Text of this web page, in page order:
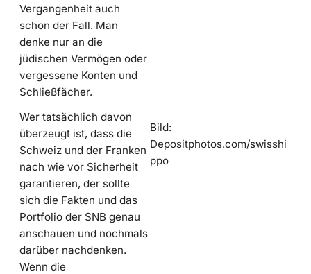
Vergangenheit auch
schon der Fall. Man
denke nur an die
jüdischen Vermögen oder
vergessene Konten und
Schließfächer.
Wer tatsächlich davon
überzeugt ist, dass die
Schweiz und der Franken
nach wie vor Sicherheit
garantieren, der sollte
sich die Fakten und das
Portfolio der SNB genau
anschauen und nochmals
darüber nachdenken.
Wenn die
Bild:
Depositphotos.com/swisshi
ppo